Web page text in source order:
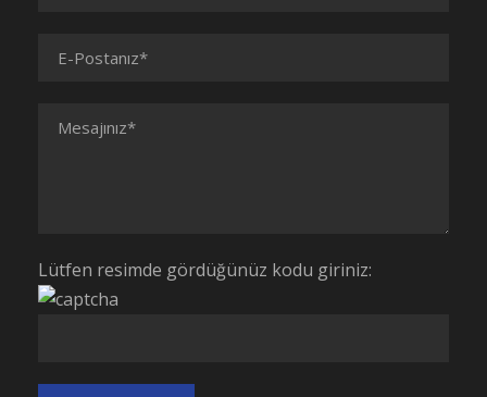
Lütfen resimde gördüğünüz kodu giriniz: